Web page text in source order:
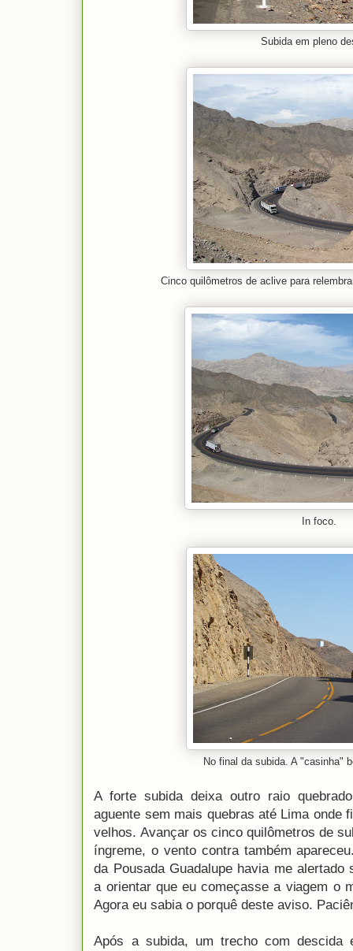
Subida em pleno
Cinco quilômetros de aclive para
In foco.
No final da subida. A "casinha"
A forte subida deixa outro raio
aguente sem mais quebras até Lima onde
velhos. Avançar os cinco quilômetros de
íngreme, o vento contra também
da Pousada Guadalupe havia me
a orientar que eu começasse a viagem o
Agora eu sabia o porquê deste aviso.
Após a subida, um trecho com descida